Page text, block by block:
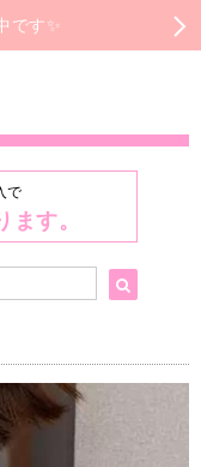
です✨
で
す。